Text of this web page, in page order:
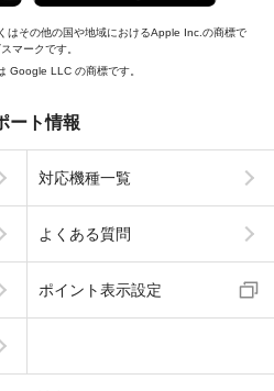
はその他の国や地域におけるApple Inc.の商標で
マークです。
Google LLC の商標です。
ート情報
対応機種一覧
よくある質問
ポイント表示設定